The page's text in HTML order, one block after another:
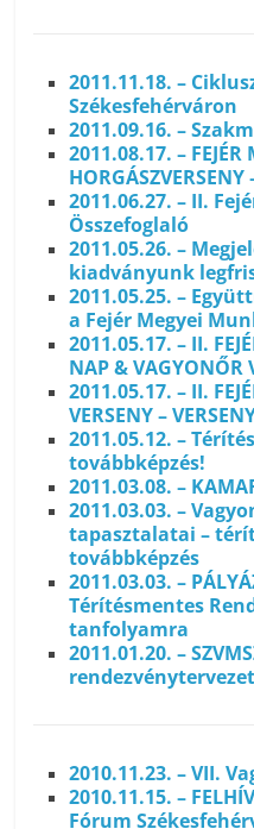
2011.11.18. –
Székesfehérváron
2011.09.16. –
2011.08.17. – FEJÉR
HORGÁSZVERSENY
2011.06.27. – II.
Összefoglaló
2011.05.26. –
kiadványunk
2011.05.25. –
a Fejér Megyei
2011.05.17. – II.
NAP & VAGYONŐR
2011.05.17. – II.
VERSENY –
2011.05.12. –
továbbképzés!
2011.03.08. –
2011.03.03. –
tapasztalatai –
továbbképzés
2011.03.03. –
Térítésmentes
tanfolyamra
2011.01.20. –
2010.11.23. – VII.
2010.11.15. –
Fórum